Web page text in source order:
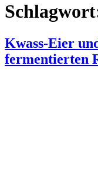
Kwass-Eier
fermentierten